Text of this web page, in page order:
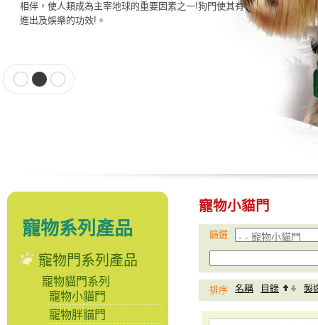
相伴，使人類成為主宰地球的重要因素之一!狗門使其有
進出及娛樂的功效!。
飲水器、寵物專用電子產品…等至尊的品質，大眾的價
格適合各種寵物使用。
寵物系列產品
寵物門系列產品
寵物貓門系列
寵物小貓門
寵物胖貓門
寵物小貓門
篩選
排序 名稱 目錄 製